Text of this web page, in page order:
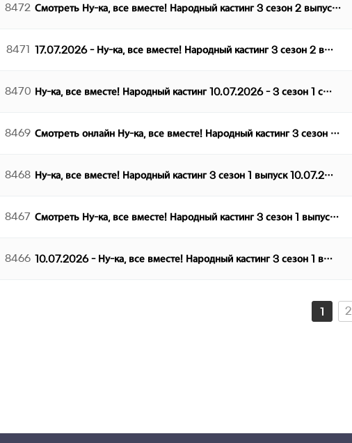
8472 Смотреть Ну-ка, все вместе! Народный кастинг 3 сезон 2 выпус…
8471 17.07.2026 - Ну-ка, все вместе! Народный кастинг 3 сезон 2 в…
8470 Ну-ка, все вместе! Народный кастинг 10.07.2026 - 3 сезон 1 с…
8469 Смотреть онлайн Ну-ка, все вместе! Народный кастинг 3 сезон …
8468 Ну-ка, все вместе! Народный кастинг 3 сезон 1 выпуск 10.07.2…
8467 Смотреть Ну-ка, все вместе! Народный кастинг 3 сезон 1 выпус…
8466 10.07.2026 - Ну-ка, все вместе! Народный кастинг 3 сезон 1 в…
2